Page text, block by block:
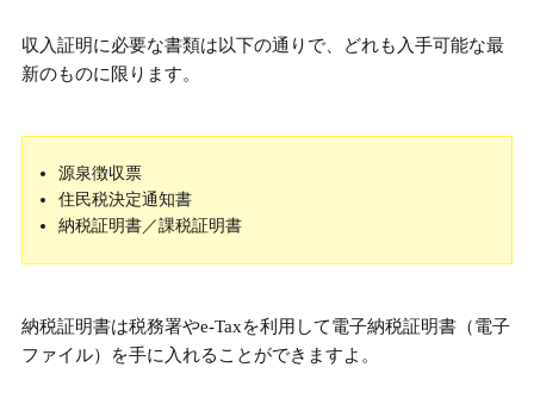
収入証明に必要な書類は以下の通りで、どれも入手可能な最
新のものに限ります。
源泉徴収票
住民税決定通知書
納税証明書／課税証明書
納税証明書は税務署やe-Taxを利用して電子納税証明書（電子
ファイル）を手に入れることができますよ。